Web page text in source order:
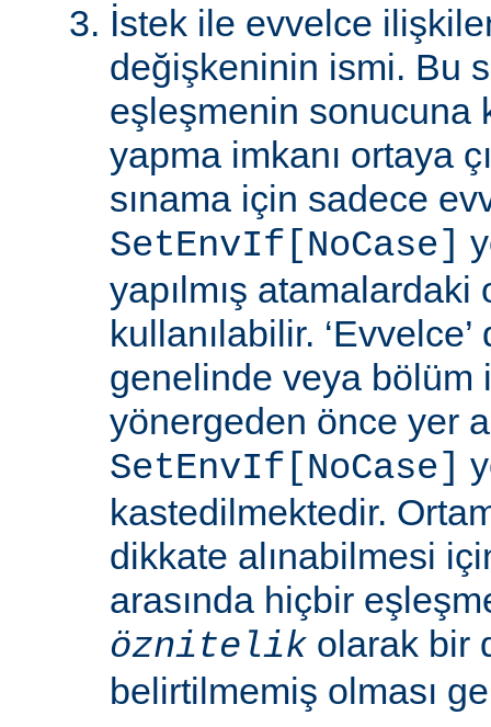
İstek ile evvelce
değişkeninin ismi. Bu
eşleşmenin sonucuna
yapma imkanı ortaya
sınama için sadece
SetEnvIf[NoCase]
yapılmış
kullanılabilir.
genelinde veya bölüm
yönergeden önce yer
SetEnvIf[NoCase]
kastedilmektedir.
dikkate alınabilmesi
arasında hiçbir
öznitelik olarak bir
belirtilmemiş olması